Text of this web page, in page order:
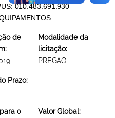
010.483.691.930
de
Modalidade da
licitação:
PREGAO
Prazo:
o
Valor Global: